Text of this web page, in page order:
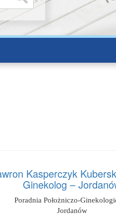
Kasperczyk
Ginekolog –
Poradnia Położniczo-
Jordanów